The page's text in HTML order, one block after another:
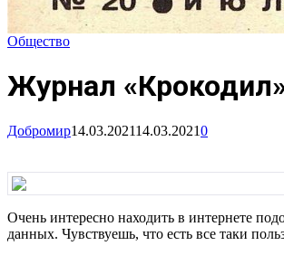
Общество
Журнал
Добромир14.03.202114.03.20210
Очень интересно находить в интернете
данных. Чувствуешь, что есть все таки